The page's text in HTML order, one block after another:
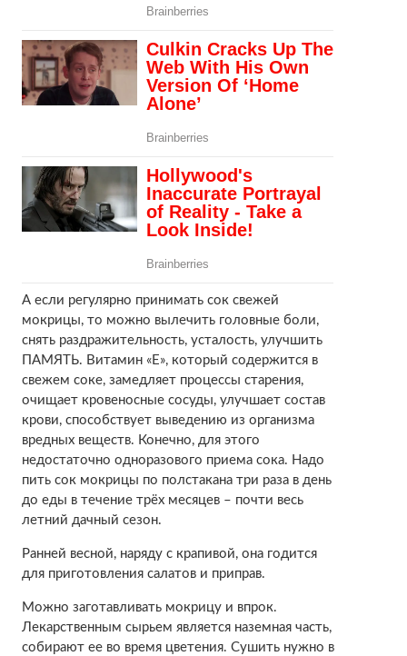
А если регулярно принимать сок свежей
мокрицы, то можно вылечить головные боли,
снять раздражительность, усталость, улучшить
ПАМЯТЬ. Витамин «Е», который содержится в
свежем соке, замедляет процессы старения,
очищает кровеносные сосуды, улучшает состав
крови, способствует выведению из организма
вредных веществ. Конечно, для этого
недостаточно одноразового приема сока. Надо
пить сок мокрицы по полстакана три раза в день
до еды в течение трёх месяцев – почти весь
летний дачный сезон.
Ранней весной, наряду с крапивой, она годится
для приготовления салатов и приправ.
Можно заготавливать мокрицу и впрок.
Лекарственным сырьем является наземная часть,
собирают ее во время цветения. Сушить нужно в